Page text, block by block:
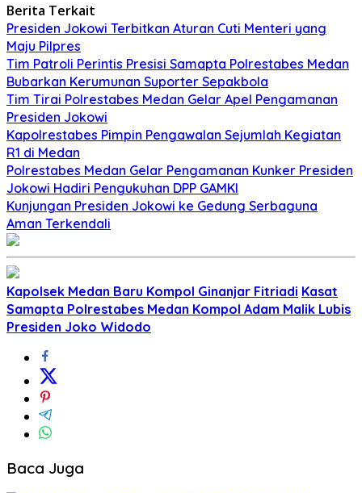
Berita Terkait
Presiden Jokowi Terbitkan Aturan Cuti Menteri yang
Maju Pilpres
Tim Patroli Perintis Presisi Samapta Polrestabes Medan
Bubarkan Kerumunan Suporter Sepakbola
Tim Tirai Polrestabes Medan Gelar Apel Pengamanan
Presiden Jokowi
Kapolrestabes Pimpin Pengawalan Sejumlah Kegiatan
R1 di Medan
Polrestabes Medan Gelar Pengamanan Kunker Presiden
Jokowi Hadiri Pengukuhan DPP GAMKI
Kunjungan Presiden Jokowi ke Gedung Serbaguna
Aman Terkendali
Kapolsek Medan Baru Kompol Ginanjar Fitriadi Kasat
Samapta Polrestabes Medan Kompol Adam Malik Lubis
Presiden Joko Widodo
Baca Juga